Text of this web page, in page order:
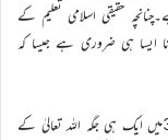
حقیقی اسلامی تعلیم کے
ایسا ہی ضروری ہے جیسا کہ
حضورِ انور نے فرمایا کہ قرآنِ کریم کی سورۃ النساء آیت 37میں ایک ہی جگہ اللہ تعالیٰ کے